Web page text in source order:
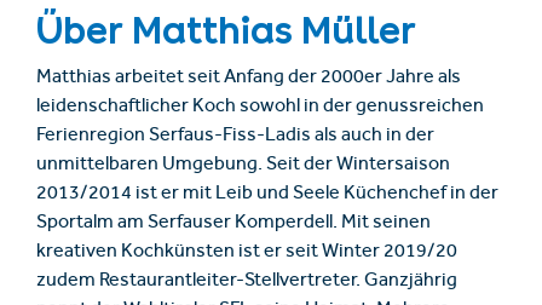
Über Matthias Müller
Matthias arbeitet seit Anfang der 2000er Jahre als
leidenschaftlicher Koch sowohl in der genussreichen
Ferienregion Serfaus-Fiss-Ladis als auch in der
unmittelbaren Umgebung. Seit der Wintersaison
2013/2014 ist er mit Leib und Seele Küchenchef in der
Sportalm am Serfauser Komperdell. Mit seinen
kreativen Kochkünsten ist er seit Winter 2019/20
zudem Restaurantleiter-Stellvertreter. Ganzjährig